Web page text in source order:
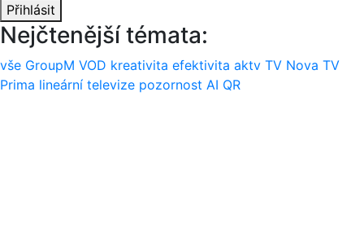
Přihlásit
Nejčtenější témata:
vše GroupM VOD kreativita efektivita aktv TV Nova TV
Prima lineární televize pozornost AI QR